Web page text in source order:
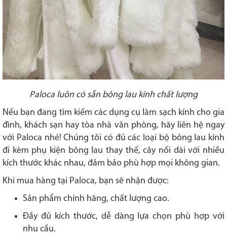
Paloca luôn có sẵn bông lau kính chất lượng
Nếu bạn đang tìm kiếm các dụng cụ làm sạch kính cho gia
đình, khách sạn hay tòa nhà văn phòng, hãy liên hệ ngay
với Paloca nhé! Chúng tôi có đủ các loại bộ bông lau kính
đi kèm phụ kiện bông lau thay thế, cây nối dài với nhiều
kích thước khác nhau, đảm bảo phù hợp mọi không gian.
Khi mua hàng tại Paloca, bạn sẽ nhận được:
Sản phẩm chính hãng, chất lượng cao.
Đầy đủ kích thước, dễ dàng lựa chọn phù hợp với
nhu cầu.